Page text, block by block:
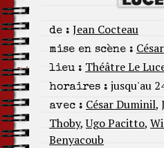
de : Jean Cocteau
mise en scène :
lieu : Théâtre Le
horaires : jusqu'au
avec : César Duminil,
Thoby,Ugo Pacitto,
Benyacoub